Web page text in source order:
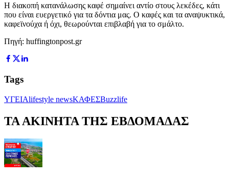
Η διακοπή κατανάλωσης καφέ σημαίνει αντίο στους λεκέδες, κάτι
που είναι ευεργετικό για τα δόντια μας. Ο καφές και τα αναψυκτικά,
καφεϊνούχα ή όχι, θεωρούνται επιβλαβή για το σμάλτο.
Πηγή: huffingtonpost.gr
Tags
ΥΓΕΙΑlifestyle newsΚΑΦΕΣBuzzlife
ΤΑ ΑΚΙΝΗΤΑ ΤΗΣ ΕΒΔΟΜΑΔΑΣ